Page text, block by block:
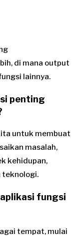
di mana output
lainnya.
penting
untuk membuat
masalah,
kehidupan,
teknologi.
fungsi
tempat, mulai